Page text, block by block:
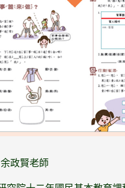
政賢老師